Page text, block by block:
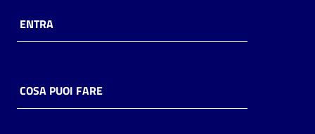
online
ENTRA
COSA PUOI FARE